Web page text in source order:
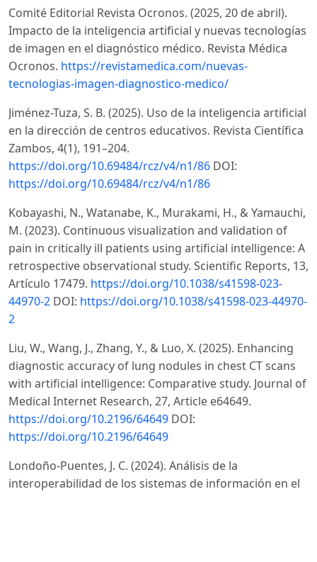
Comité Editorial Revista Ocronos. (2025, 20 de abril).
Impacto de la inteligencia artificial y nuevas tecnologías
de imagen en el diagnóstico médico. Revista Médica
Ocronos. https://revistamedica.com/nuevas-
tecnologias-imagen-diagnostico-medico/
Jiménez-Tuza, S. B. (2025). Uso de la inteligencia artificial
en la dirección de centros educativos. Revista Científica
Zambos, 4(1), 191–204.
https://doi.org/10.69484/rcz/v4/n1/86 DOI:
https://doi.org/10.69484/rcz/v4/n1/86
Kobayashi, N., Watanabe, K., Murakami, H., & Yamauchi,
M. (2023). Continuous visualization and validation of
pain in critically ill patients using artificial intelligence: A
retrospective observational study. Scientific Reports, 13,
Artículo 17479. https://doi.org/10.1038/s41598-023-
44970-2 DOI: https://doi.org/10.1038/s41598-023-44970-
2
Liu, W., Wang, J., Zhang, Y., & Luo, X. (2025). Enhancing
diagnostic accuracy of lung nodules in chest CT scans
with artificial intelligence: Comparative study. Journal of
Medical Internet Research, 27, Article e64649.
https://doi.org/10.2196/64649 DOI:
https://doi.org/10.2196/64649
Londoño-Puentes, J. C. (2024). Análisis de la
interoperabilidad de los sistemas de información en el